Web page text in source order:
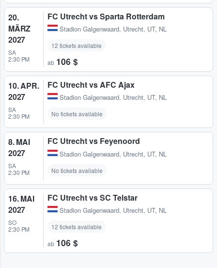
20.
MÄRZ
2027
SA
2:30 PM
FC Utrecht vs Sparta Rotterdam
Stadion Galgenwaard, Utrecht, UT, NL
12 tickets available
ab 106 $
10. APR.
2027
SA
2:30 PM
FC Utrecht vs AFC Ajax
Stadion Galgenwaard, Utrecht, UT, NL
No tickets available
8. MAI
2027
SA
2:30 PM
FC Utrecht vs Feyenoord
Stadion Galgenwaard, Utrecht, UT, NL
No tickets available
16. MAI
2027
SO
2:30 PM
FC Utrecht vs SC Telstar
Stadion Galgenwaard, Utrecht, UT, NL
12 tickets available
ab 106 $